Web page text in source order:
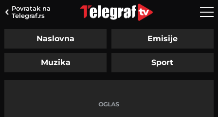
Povratak na
Telegraf.rs
Naslovna Emisije
Muzika Sport